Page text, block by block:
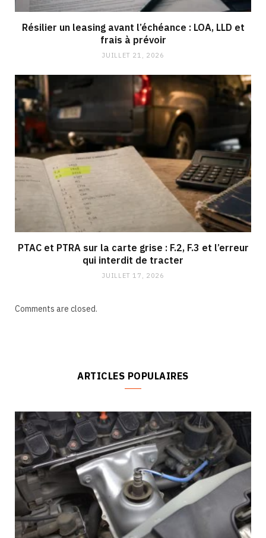
Résilier un leasing avant l’échéance : LOA, LLD et
frais à prévoir
JUILLET 21, 2026
PTAC et PTRA sur la carte grise : F.2, F.3 et l’erreur
qui interdit de tracter
JUILLET 17, 2026
Comments are closed.
ARTICLES POPULAIRES